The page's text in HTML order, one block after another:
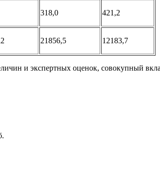
318,0 421,2
21856,5 12183,7
и экспертных оценок, совокупный